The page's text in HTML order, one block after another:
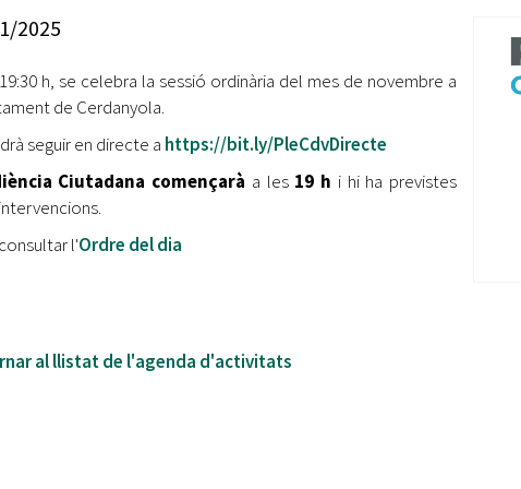
jove 2026
Cerdanyola opta a més de 5 milions d'euros del Pla de
Barris per transformar les Fontetes, Quatre Cantons i
l'entorn de l'avinguda Catalunya
El FIT presenta el cartell de la seva 16a edició i dona el
L’Ajuntament reparteix ulleres gratuïtes per veure
2025
h, se celebra la sessió ordinària del mes de novembre a
de Cerdanyola.
seguir en directe a https://bit.ly/PleCdvDirecte
Ciutadana començarà a les 19 h i hi ha previstes
l'Ordre del dia
al llistat de l'agenda d'activitats